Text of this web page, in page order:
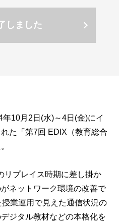
しました
10月2日(水)～4日(金)にイ
た「第7回 EDIX（教育総合
リプレイス時期に差し掛か
ネットワーク環境の改善で
業運用で見えた通信状況の
ジタル教材などの本格化を